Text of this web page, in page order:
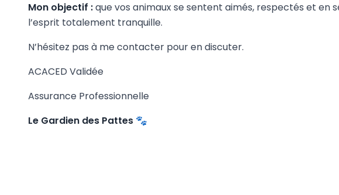
Mon objectif :que vos animaux se sentent aimés, respectés et en
l’esprit totalement tranquille.
N’hésitez pas à me contacter pour en discuter.
ACACED Validée
Assurance Professionnelle
Le Gardien des Pattes 🐾